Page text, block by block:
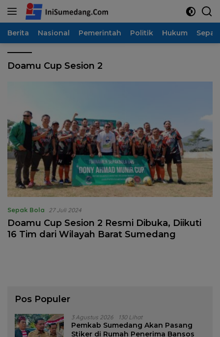
Langsung
Berita Nasional Pemerintah Politik Hukum
Doamu Cup Sesion 2
Sepak Bola 27 Juli 2024
Doamu Cup Sesion 2 Resmi Dibuka, Diikuti
16 Tim dari Wilayah Barat Sumedang
Pos Populer
3 Agustus 2026 130 Lihat
Pemkab Sumedang Akan Pasang
Stiker di Rumah Penerima Bansos